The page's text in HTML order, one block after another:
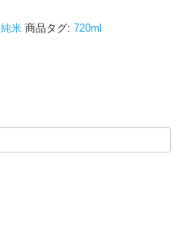
純米 商品タグ: 720ml